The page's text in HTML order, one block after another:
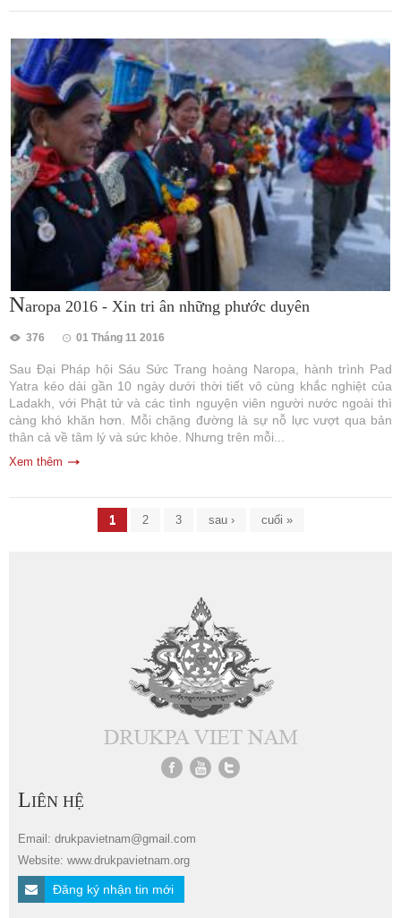
Naropa 2016 - Xin tri ân những phước duyên
376 01 Tháng 11 2016
Sau Đại Pháp hội Sáu Sức Trang hoàng Naropa, hành trình Pad
Yatra kéo dài gần 10 ngày dưới thời tiết vô cùng khắc nghiệt của
Ladakh, với Phật tử và các tình nguyện viên người nước ngoài thì
càng khó khăn hơn. Mỗi chặng đường là sự nỗ lực vượt qua bản
thân cả về tâm lý và sức khỏe. Nhưng trên mỗi...
Xem thêm
1 2 3 sau › cuối »
LIÊN HỆ
Email: drukpavietnam@gmail.com
Website: www.drukpavietnam.org
Đăng ký nhận tin mới